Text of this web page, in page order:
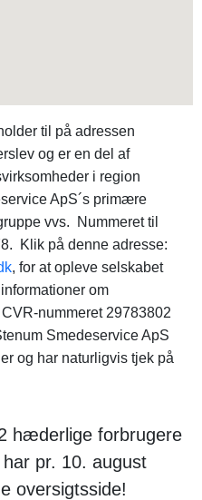
til på adressen
og er en del af
i region
ApS´s primære
vvs. Nummeret til
Klik på denne adresse:
, for at opleve selskabet
om
nummeret 29783802
Smedeservice ApS
og har naturligvis tjek på
hæderlige forbrugere
pr. 10. august
oversigtsside!